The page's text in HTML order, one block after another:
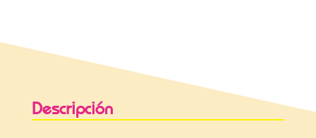
Descripción